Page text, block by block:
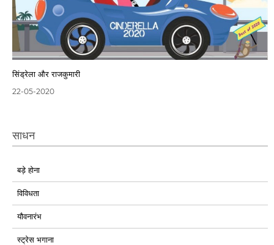
सिंड्रेला और राजकुमारी
22-05-2020
साधन
बड़े होना
विविधता
यौवनारंभ
स्ट्रेस भगाना